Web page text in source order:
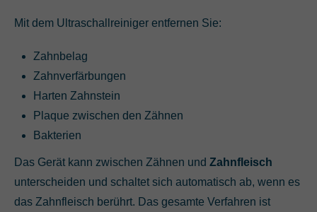
Mit dem Ultraschallreiniger entfernen Sie:
Zahnbelag
Zahnverfärbungen
Harten Zahnstein
Plaque zwischen den Zähnen
Bakterien
Das Gerät kann zwischen Zähnen und Zahnfleisch
unterscheiden und schaltet sich automatisch ab, wenn es
das Zahnfleisch berührt. Das gesamte Verfahren ist